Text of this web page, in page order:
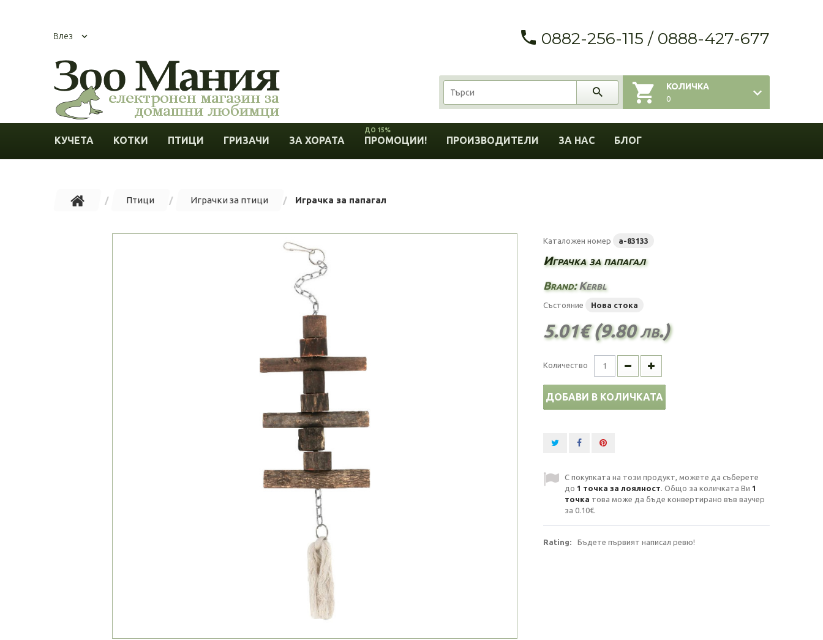
Влез 0882-256-115 / 0888-427-677
КОЛИЧКА
0
КУЧЕТА КОТКИ ПТИЦИ ГРИЗАЧИ ЗА ХОРАТА ПРОМОЦИИ!
ДО 15%
ПРОИЗВОДИТЕЛИ ЗА НАС БЛОГ
Птици Играчки за птици Играчка за папагал
Каталожен номер a-83133
Играчка за папагал
Brand:Kerbl
Състояние Нова стока
5.01€ (9.80 лв.)
Количество
ДОБАВИ В КОЛИЧКАТА
С покупката на този продукт, можете да съберете
до 1 точка за лоялност. Общо за количката Ви 1
точка това може да бъде конвертирано във ваучер
за 0.10€.
Rating: Бъдете първият написал ревю!